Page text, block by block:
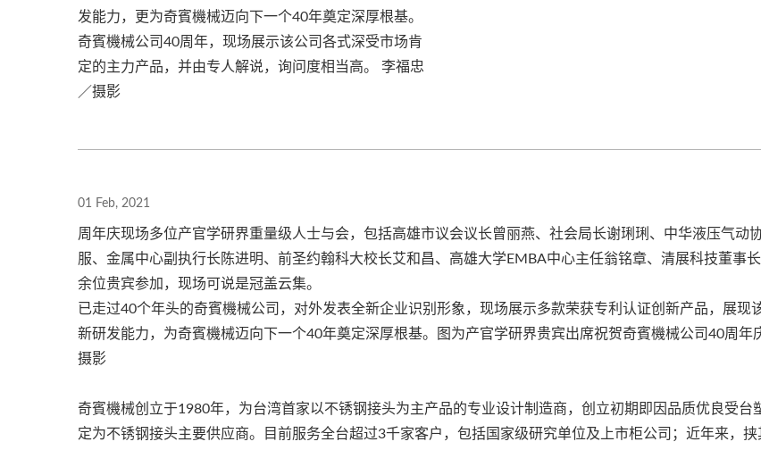
发能力，更为奇賓機械迈向下一个40年奠定深厚根基。
奇賓機械公司40周年，现场展示该公司各式深受市场肯
定的主力产品，并由专人解说，询问度相当高。 李福忠
／摄影
01 Feb, 2021
周年庆现场多位产官学研界重量级人士与会，包括高雄市议会议长曾丽燕、社会局长谢琍琍、中华液压气动
服、金属中心副执行长陈进明、前圣约翰科大校长艾和昌、高雄大学EMBA中心主任翁铭章、清展科技董事
余位贵宾参加，现场可说是冠盖云集。
已走过40个年头的奇賓機械公司，对外发表全新企业识别形象，现场展示多款荣获专利认证创新产品，展现
新研发能力，为奇賓機械迈向下一个40年奠定深厚根基。图为产官学研界贵宾出席祝贺奇賓機械公司40周年
摄影
奇賓機械创立于1980年，为台湾首家以不锈钢接头为主产品的专业设计制造商，创立初期即因品质优良受台
定为不锈钢接头主要供应商。目前服务全台超过3千家客户，包括国家级研究单位及上市柜公司；近年来，挟
2025 汉诺威工业展Hannover